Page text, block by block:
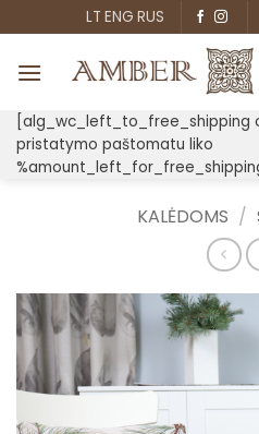
to
content
LT ENG RUS
[alg_wc_left_to_free_shipping
pristatymo paštomatu liko
KALĖDOMS /